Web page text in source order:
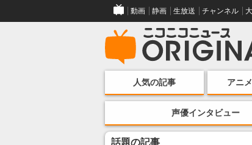
動画 静画 生放送 チャンネル
人気の記事 アニ
声優インタビュー
話題の記事